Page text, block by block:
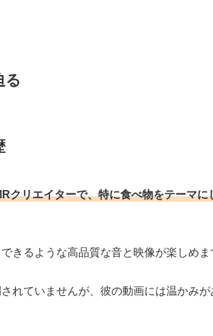
る
クリエイターで、特に食べ物をテーマに
きるような高品質な音と映像が楽しめま
れていませんが、彼の動画には温かみ